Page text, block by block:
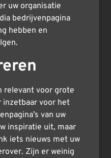
uw organisatie
bedrijvenpagina
hebben en
relevant voor grote
inzetbaar voor het
van uw
inspiratie uit, maar
iets nieuws met uw
Zijn er weinig